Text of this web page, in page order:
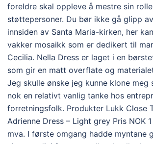
foreldre skal oppleve å mestre sin
støttepersoner. Du bør ikke gå glipp
innsiden av Santa Maria-kirken, her
vakker mosaikk som er dedikert til
Cecilia. Nella Dress er laget i en
som gir en matt overflate og
Jeg skulle ønske jeg kunne klone meg
nok en relativt vanlig tanke hos
forretningsfolk. Produkter Lukk Close
Adrienne Dress – Light grey Pris NOK
mva. I første omgang hadde myntane